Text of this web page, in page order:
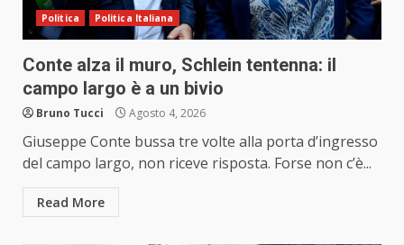
Politica Politica Italiana
Conte alza il muro, Schlein tentenna: il
campo largo è a un bivio
Bruno Tucci Agosto 4, 2026
Giuseppe Conte bussa tre volte alla porta d’ingresso
del campo largo, non riceve risposta. Forse non c’è...
Read More